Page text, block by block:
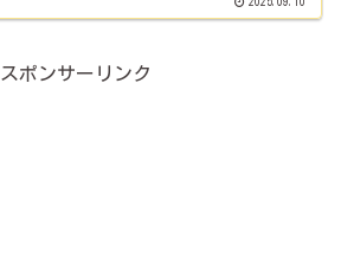
スポンサーリンク